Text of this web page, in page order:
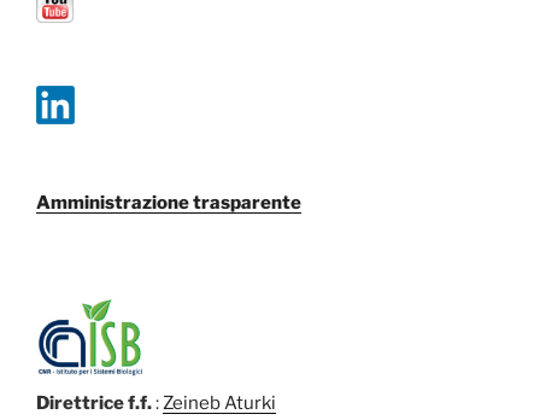
Amministrazione trasparente
Direttrice f.f.:Zeineb Aturki